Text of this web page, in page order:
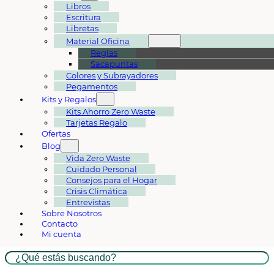
Libros
Escritura
Libretas
Material Oficina
Reglas
Sacapuntas
Colores y Subrayadores
Pegamentos
Kits y Regalos
Kits Ahorro Zero Waste
Tarjetas Regalo
Ofertas
Blog
Vida Zero Waste
Cuidado Personal
Consejos para el Hogar
Crisis Climática
Entrevistas
Sobre Nosotros
Contacto
Mi cuenta
Buscar